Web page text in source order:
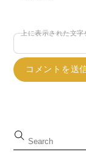
上に表示された文